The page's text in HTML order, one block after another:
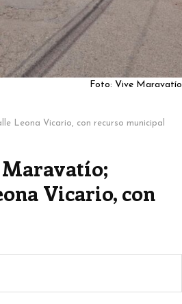
Foto: Vive Maravatío
Leona Vicario, con recurso municipal
Vicario, con